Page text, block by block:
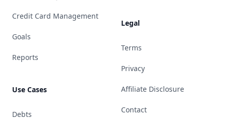
Credit Card Management
Goals
Reports
Use Cases
Debts
Legal
Terms
Privacy
Affiliate Disclosure
Contact